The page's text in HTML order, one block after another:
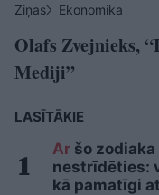
Ziņas
Ekonomika
Olafs Zvejnieks,
Mediji”
LASĪTĀKIE
Ar šo
nestrīdēties:
kā pamatīgi